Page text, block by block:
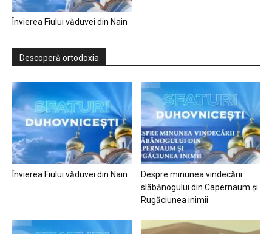
Învierea Fiului văduvei din Nain
Descoperă ortodoxia
Învierea Fiului văduvei din Nain
Despre minunea vindecării
slăbănogului din Capernaum și
Rugăciunea inimii